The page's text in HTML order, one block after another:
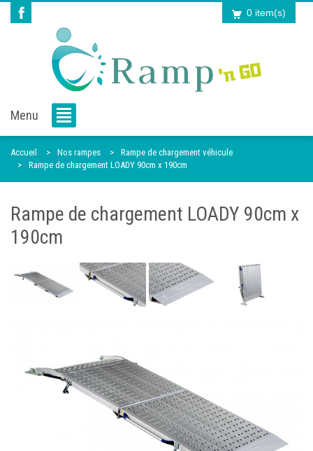
0 item(s)
Menu
Accueil Nos rampes
Rampe de chargement véhicule
Rampe de chargement LOADY 90cm x 190cm
Rampe de chargement LOADY 90cm x
190cm